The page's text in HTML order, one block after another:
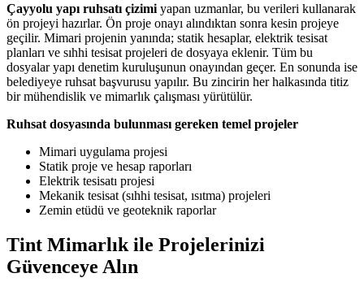
Çayyolu yapı ruhsatı çizimi yapan uzmanlar, bu verileri kullanarak
ön projeyi hazırlar. Ön proje onayı alındıktan sonra kesin projeye
geçilir. Mimari projenin yanında; statik hesaplar, elektrik tesisat
planları ve sıhhi tesisat projeleri de dosyaya eklenir. Tüm bu
dosyalar yapı denetim kuruluşunun onayından geçer. En sonunda ise
belediyeye ruhsat başvurusu yapılır. Bu zincirin her halkasında titiz
bir mühendislik ve mimarlık çalışması yürütülür.
Ruhsat dosyasında bulunması gereken temel projeler
Mimari uygulama projesi
Statik proje ve hesap raporları
Elektrik tesisatı projesi
Mekanik tesisat (sıhhi tesisat, ısıtma) projeleri
Zemin etüdü ve geoteknik raporlar
Tint Mimarlık ile Projelerinizi
Güvenceye Alın